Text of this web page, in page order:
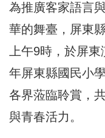
為推廣客家語言
華的舞臺，屏東
上午9時，於屏
年屏東縣國民小
各界蒞臨聆賞，
與青春活力。